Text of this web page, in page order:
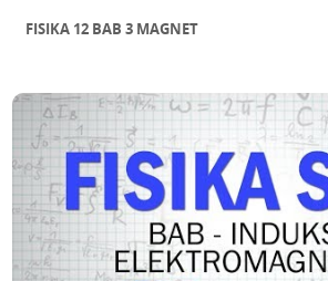
FISIKA 12 BAB 3 MAGNET